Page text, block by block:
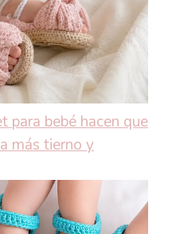
para bebé hacen que
más tierno y